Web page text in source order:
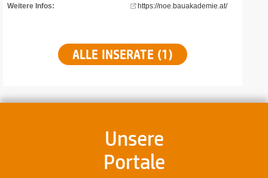
Weitere Infos:
https://noe.bauakademie.at/
ALLE INSERATE (1)
Unsere
Portale